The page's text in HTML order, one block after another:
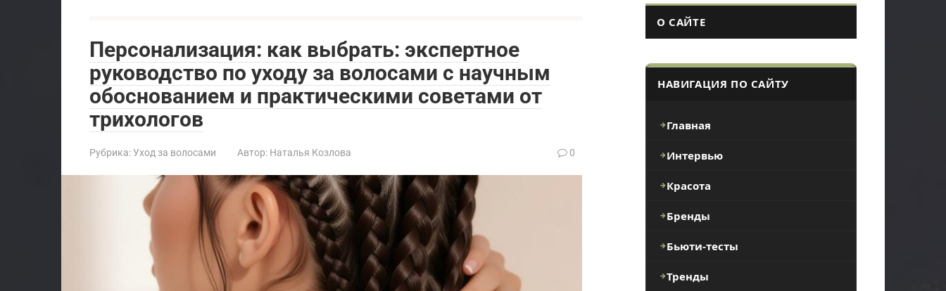
Персонализация: как выбрать: экспертное
руководство по уходу за волосами с научным
обоснованием и практическими советами от
трихологов
Рубрика:Уход за волосами Автор: Наталья Козлова 0
О САЙТЕ
НАВИГАЦИЯ ПО САЙТУ
Главная
Интервью
Красота
Бренды
Бьюти-тесты
Тренды